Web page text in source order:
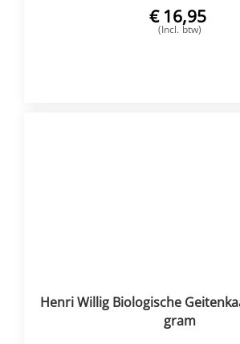
€ 16,95
(Incl. btw)
Henri Willig Biologische
gram